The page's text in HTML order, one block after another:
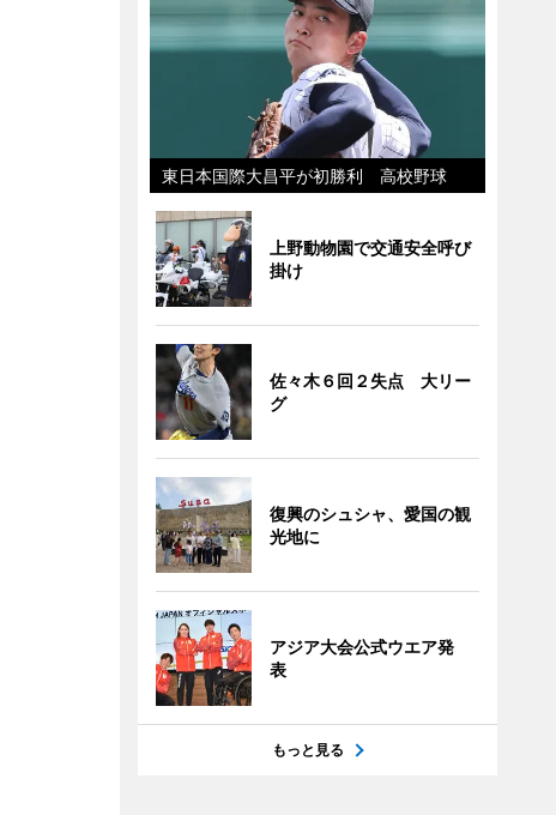
東日本国際大昌平が初勝利 高校野球
上野動物園で交通安全呼び
掛け
佐々木６回２失点 大リー
グ
復興のシュシャ、愛国の観
光地に
アジア大会公式ウエア発
表
もっと見る